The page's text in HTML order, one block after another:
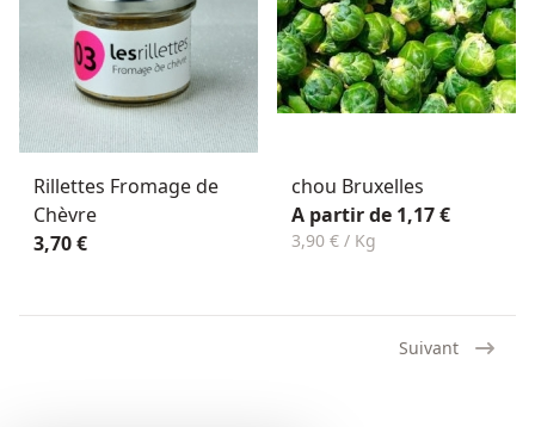
Rillettes Fromage de
Chèvre
3,70 €
chou Bruxelles
A partir de 1,17 €
3,90 € / Kg
Suivant